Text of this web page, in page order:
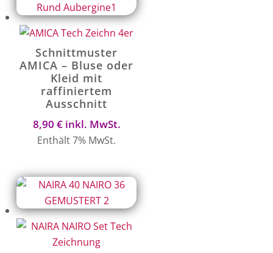
Schnittmuster
AMICA – Bluse oder
Kleid mit
raffiniertem
Ausschnitt
8,90 € inkl. MwSt.
Enthält 7% MwSt.